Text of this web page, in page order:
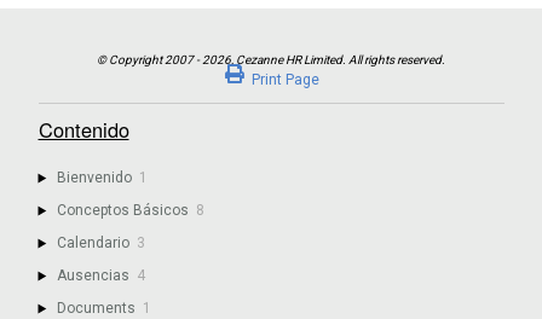
Contenido
Bienvenido 1
Conceptos Básicos 8
Calendario 3
Ausencias 4
Documents 1
Print Page